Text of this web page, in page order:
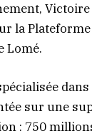
la
Lomé.
sur une
: 750